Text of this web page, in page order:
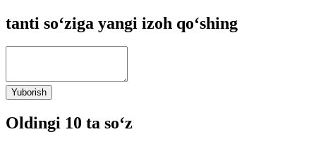
tanti so‘ziga yangi izoh qo‘shing
Yuborish
Oldingi 10 ta so‘z